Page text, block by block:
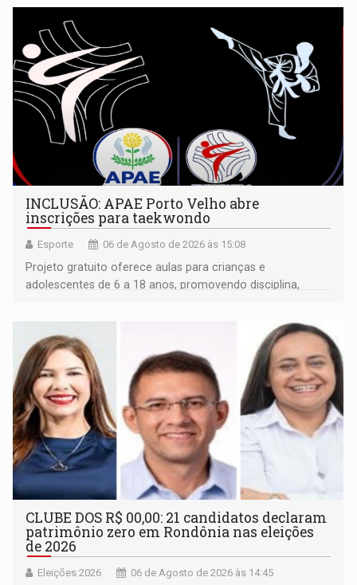
INCLUSÃO: APAE Porto Velho abre
inscrições para taekwondo
Esporte 06 de Agosto de 2026 às 15:08
Projeto gratuito oferece aulas para crianças e
adolescentes de 6 a 18 anos, promovendo disciplina,
CLUBE DOS R$ 00,00: 21 candidatos declaram
patrimônio zero em Rondônia nas eleições
de 2026
Eleições 2026 06 de Agosto de 2026 às 14:45